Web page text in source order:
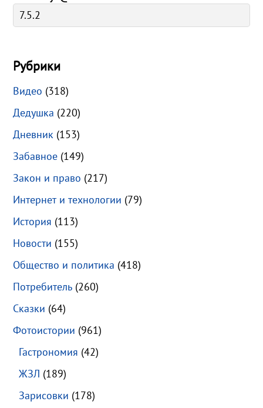
Рубрики
Видео (318)
Дедушка (220)
Дневник (153)
Забавное (149)
Закон и право (217)
Интернет и технологии (79)
История (113)
Новости (155)
Общество и политика (418)
Потребитель (260)
Сказки (64)
Фотоистории (961)
Гастрономия (42)
ЖЗЛ (189)
Зарисовки (178)